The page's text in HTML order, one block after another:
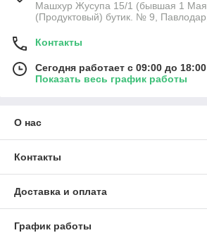
Машхур Жусупа 15/1 (бывшая 1
(Продуктовый) бутик. № 9,
Контакты
Сегодня работает с 09:00 до 18:00
Показать весь график работы
О нас
Контакты
Доставка и оплата
График работы